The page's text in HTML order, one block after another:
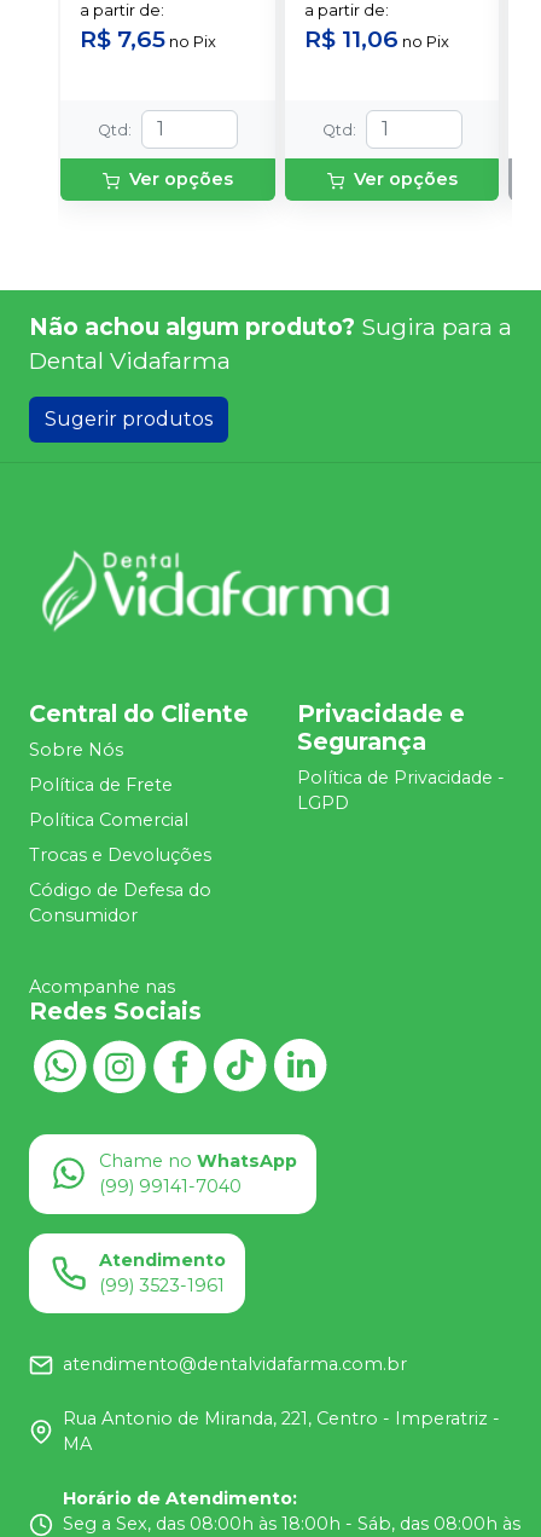
a partir de:
R$ 7,65 no Pix
Qtd :
Ver opções
a partir de:
R$ 11,06 no Pix
Qtd :
Ver opções
Não achou algum produto? Sugira para a
Dental Vidafarma
Sugerir produtos
Central do Cliente
Sobre Nós
Política de Frete
Política Comercial
Trocas e Devoluções
Código de Defesa do
Consumidor
Privacidade e
Segurança
Política de Privacidade -
LGPD
Acompanhe nas
Redes Sociais
Chame no WhatsApp
(99) 99141-7040
Atendimento
(99) 3523-1961
atendimento@dentalvidafarma.com.br
Rua Antonio de Miranda, 221, Centro - Imperatriz -
MA
Horário de Atendimento:
Seg a Sex, das 08:00h às 18:00h - Sáb, das 08:00h às